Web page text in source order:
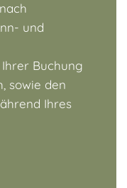
und
Buchung
sowie den
Ihres